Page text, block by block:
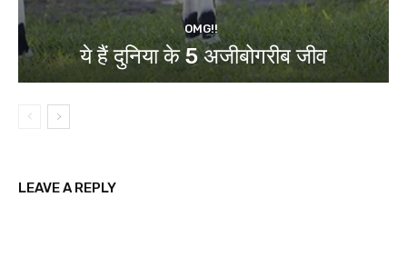
OMG!!
ये हैं दुनिया के 5 अजीबोगरीब जीव
LEAVE A REPLY